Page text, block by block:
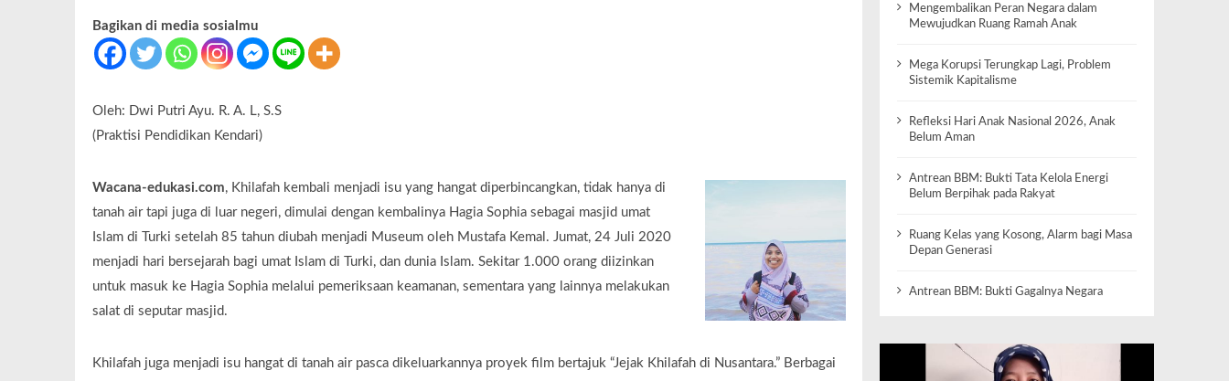
Bagikan di media sosialmu
Oleh: Dwi Putri Ayu. R. A. L, S.S
(Praktisi Pendidikan Kendari)
Wacana-edukasi.com, Khilafah kembali menjadi isu yang hangat diperbincangkan, tidak hanya di
tanah air tapi juga di luar negeri, dimulai dengan kembalinya Hagia Sophia sebagai masjid umat
Islam di Turki setelah 85 tahun diubah menjadi Museum oleh Mustafa Kemal. Jumat, 24 Juli 2020
menjadi hari bersejarah bagi umat Islam di Turki, dan dunia Islam. Sekitar 1.000 orang diizinkan
untuk masuk ke Hagia Sophia melalui pemeriksaan keamanan, sementara yang lainnya melakukan
salat di seputar masjid.
Khilafah juga menjadi isu hangat di tanah air pasca dikeluarkannya proyek film bertajuk “Jejak Khilafah di Nusantara.” Berbagai
Mengembalikan Peran Negara dalam
Mewujudkan Ruang Ramah Anak
Mega Korupsi Terungkap Lagi, Problem
Sistemik Kapitalisme
Refleksi Hari Anak Nasional 2026, Anak
Belum Aman
Antrean BBM: Bukti Tata Kelola Energi
Belum Berpihak pada Rakyat
Ruang Kelas yang Kosong, Alarm bagi Masa
Depan Generasi
Antrean BBM: Bukti Gagalnya Negara